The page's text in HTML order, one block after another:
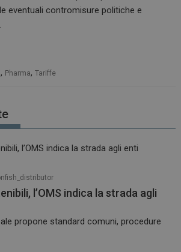
eventuali contromisure politiche e
, Pharma,Tariffe
l’OMS indica la strada agli
propone standard comuni, procedure